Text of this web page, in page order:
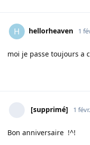
H hellorheaven 1
moi je passe toujours a
[supprimé] 1
Bon anniversaire !^!